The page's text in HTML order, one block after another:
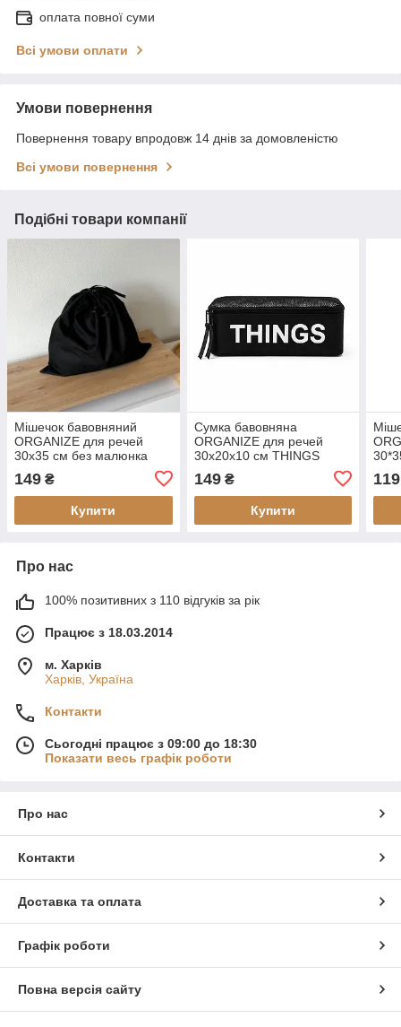
оплата повної суми
Всі умови оплати
Умови повернення
Повернення товару впродовж 14 днів за домовленістю
Всі умови повернення
Подібні товари компанії
Мішечок бавовняний
ORGANIZE для речей
30х35 см без малюнка
149 ₴
Купити
Сумка бавовняна
ORGANIZE для речей
30х20х10 см THINGS
149₴
Купити
119
Про нас
100% позитивних з 110 відгуків за рік
Працює з 18.03.2014
м. Харків
Харків, Україна
Контакти
Сьогодні працює з 09:00 до 18:30
Показати весь графік роботи
Про нас
Контакти
Доставка та оплата
Графік роботи
Повна версія сайту